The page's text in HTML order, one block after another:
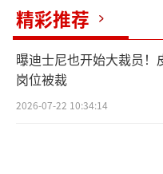
精彩推荐
曝迪士尼也开始大裁员！
岗位被裁
2026-07-22 10:34:14